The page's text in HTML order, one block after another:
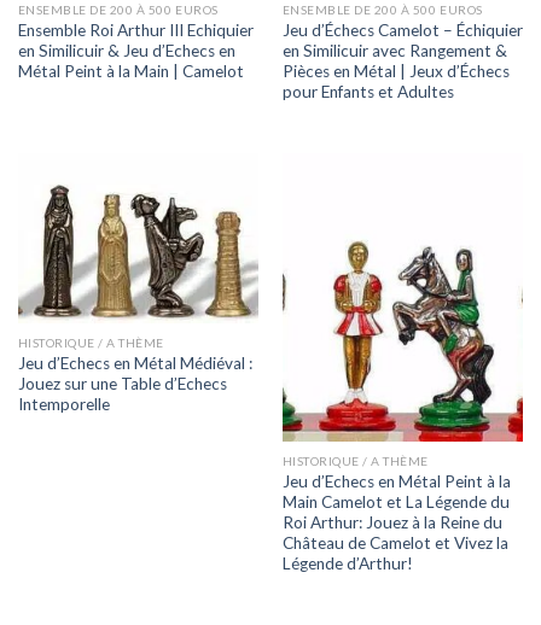
ENSEMBLE DE 200 À 500 EUROS
Ensemble Roi Arthur III Echiquier
en Similicuir & Jeu d’Echecs en
Métal Peint à la Main | Camelot
ENSEMBLE DE 200 À 500 EUROS
Jeu d’Échecs Camelot – Échiquier
en Similicuir avec Rangement &
Pièces en Métal | Jeux d’Échecs
pour Enfants et Adultes
HISTORIQUE / A THÈME
Jeu d’Echecs en Métal Médiéval :
Jouez sur une Table d’Echecs
Intemporelle
HISTORIQUE / A THÈME
Jeu d’Echecs en Métal Peint à la
Main Camelot et La Légende du
Roi Arthur: Jouez à la Reine du
Château de Camelot et Vivez la
Légende d’Arthur!